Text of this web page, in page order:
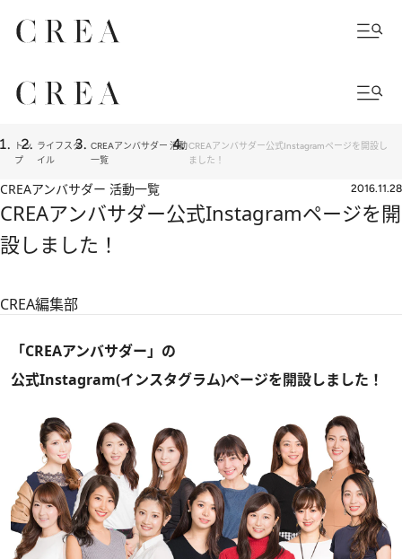
トッ
プ
ライフスタ
イル
CREAアンバサダー 活動
一覧
CREAアンバサダー公式Instagramページを開設し
ました！
CREAアンバサダー 活動一覧 2016.11.28
CREAアンバサダー公式Instagramページを開
設しました！
CREA編集部
「CREAアンバサダー」の
公式Instagram(インスタグラム)ページを開設しました！